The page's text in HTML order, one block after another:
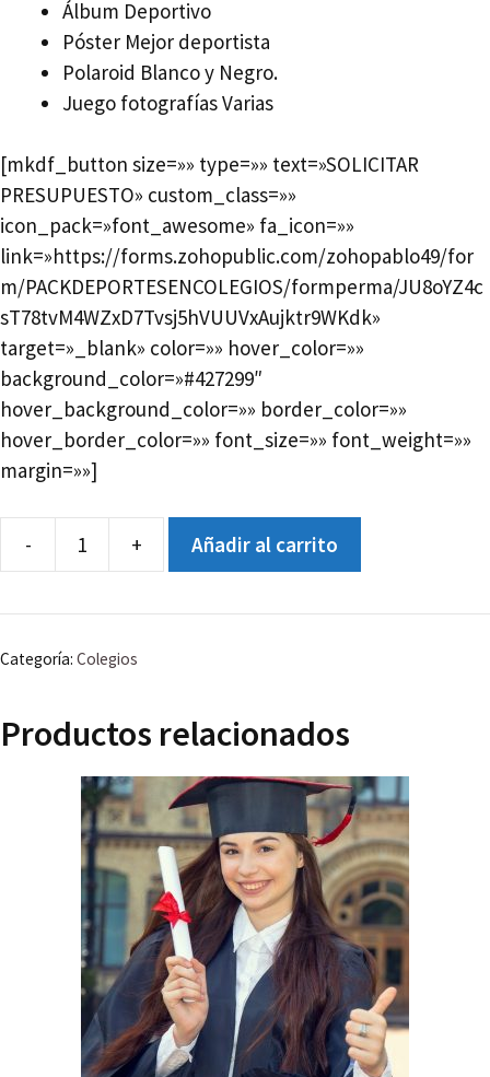
Álbum Deportivo
Póster Mejor deportista
Polaroid Blanco y Negro.
Juego fotografías Varias
[mkdf_button size=»» type=»» text=»SOLICITAR
PRESUPUESTO» custom_class=»»
icon_pack=»font_awesome» fa_icon=»»
link=»https://forms.zohopublic.com/zohopablo49/for
m/PACKDEPORTESENCOLEGIOS/formperma/JU8oYZ4c
sT78tvM4WZxD7Tvsj5hVUUVxAujktr9WKdk»
target=»_blank» color=»» hover_color=»»
background_color=»#427299″
hover_background_color=»» border_color=»»
hover_border_color=»» font_size=»» font_weight=»»
margin=»»]
-
Deporte
+ Añadir al carrito
Categoría: Colegios
Productos relacionados